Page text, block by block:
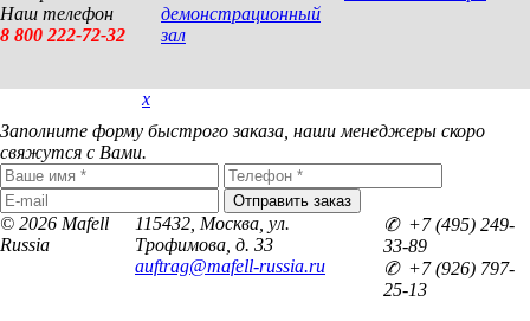
Наш телефон
8 800 222-72-32
демонстрационный
зал
Покупка в 1 кликx
Заполните форму быстрого заказа, наши менеджеры скоро
свяжутся с Вами.
© 2026 Mafell
Russia
115432, Москва, ул.
Трофимова, д. 33
auftrag@mafell-russia.ru
✆ +7 (495) 249-
33-89
✆ +7 (926) 797-
25-13